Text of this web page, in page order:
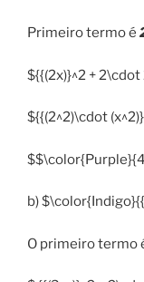
Primeiro termo é
${{(2x)}^2 +
${{(2^2)\cdot
b)
O primeiro termo